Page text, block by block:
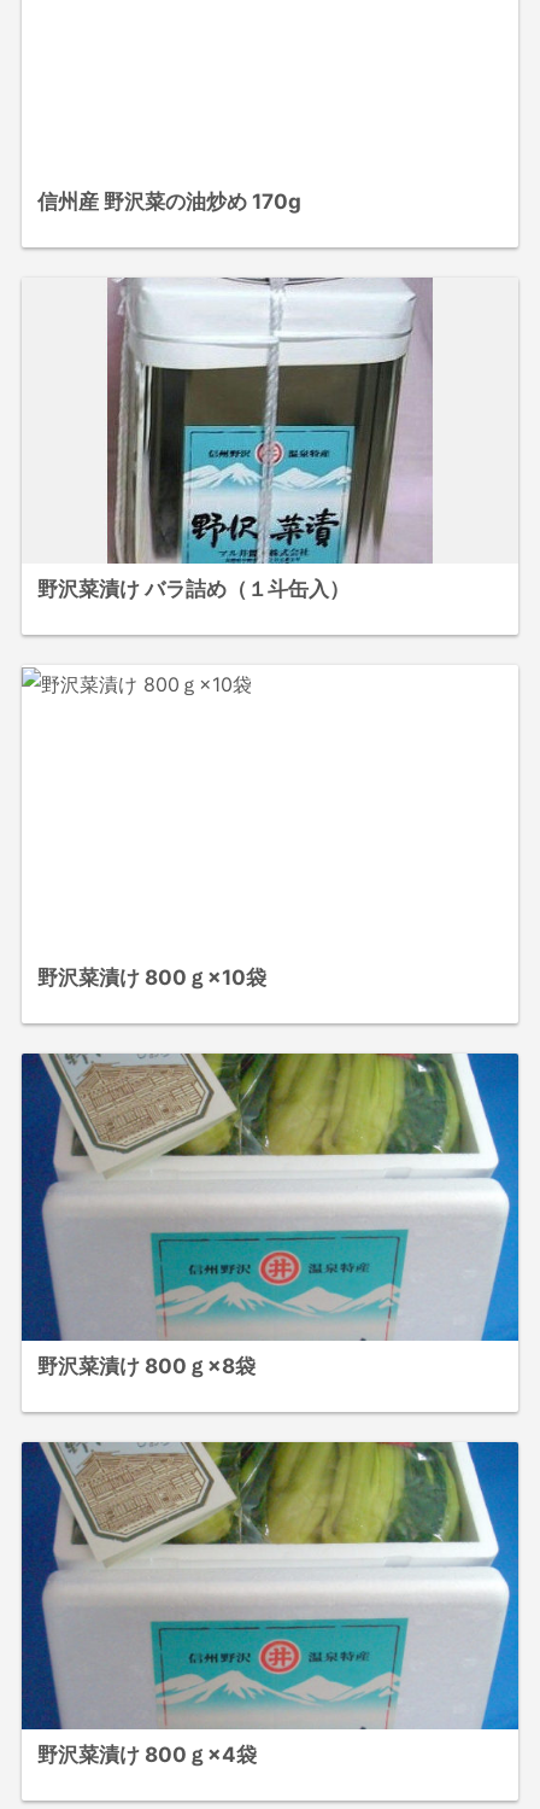
信州産 野沢菜の油炒め 170g
野沢菜漬け バラ詰め（１斗缶入）
野沢菜漬け 800ｇ×10袋
野沢菜漬け 800ｇ×8袋
野沢菜漬け 800ｇ×4袋